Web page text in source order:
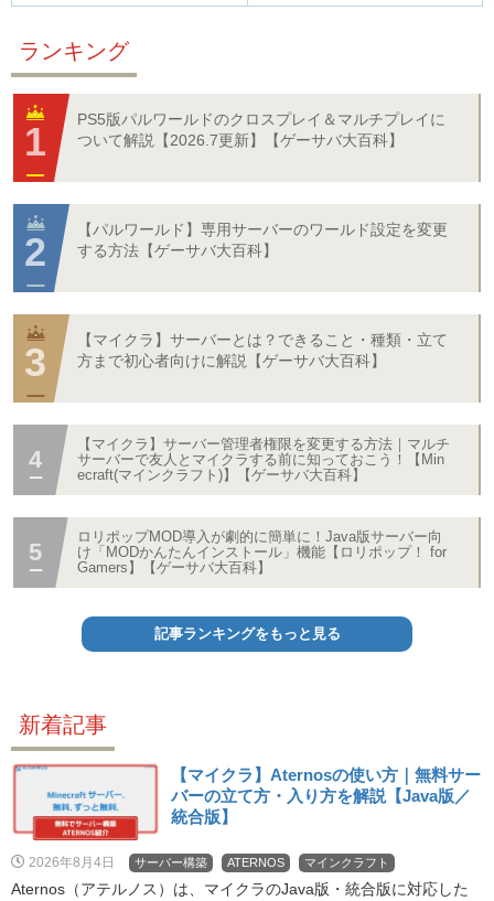
ランキング
PS5版パルワールドのクロスプレイ＆マルチプレイに
ついて解説【2026.7更新】【ゲーサバ大百科】
【パルワールド】専用サーバーのワールド設定を変更
する方法【ゲーサバ大百科】
【マイクラ】サーバーとは？できること・種類・立て
方まで初心者向けに解説【ゲーサバ大百科】
【マイクラ】サーバー管理者権限を変更する方法｜マルチ
サーバーで友人とマイクラする前に知っておこう！【Min
ecraft(マインクラフト)】【ゲーサバ大百科】
ロリポップMOD導入が劇的に簡単に！Java版サーバー向
け「MODかんたんインストール」機能【ロリポップ！ for
Gamers】【ゲーサバ大百科】
記事ランキングをもっと見る
新着記事
【マイクラ】Aternosの使い方｜無料サー
バーの立て方・入り方を解説【Java版／
統合版】
2026年8月4日 サーバー構築 ATERNOS マインクラフト
Aternos（アテルノス）は、マイクラのJava版・統合版に対応した